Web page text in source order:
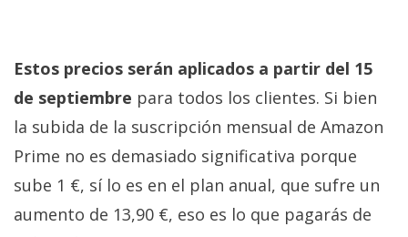
Estos precios serán aplicados a partir del 15
de septiembre para todos los clientes. Si bien
la subida de la suscripción mensual de Amazon
Prime no es demasiado significativa porque
sube 1 €, sí lo es en el plan anual, que sufre un
aumento de 13,90 €, eso es lo que pagarás de